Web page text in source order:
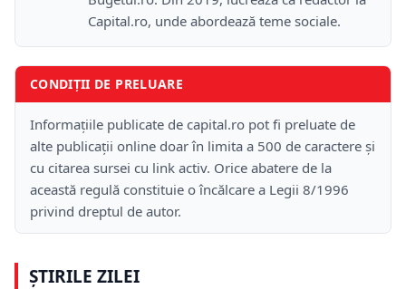
Capital.ro, unde abordează teme sociale.
CONDIȚII DE PRELUARE
Informațiile publicate de capital.ro pot fi preluate de
alte publicații online doar în limita a 500 de caractere și
cu citarea sursei cu link activ. Orice abatere de la
această regulă constituie o încălcare a Legii 8/1996
privind dreptul de autor.
ȘTIRILE ZILEI